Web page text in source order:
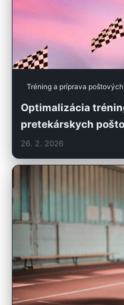
Tréning a príprava
Optimalizácia
pretekárskych
26. 2. 2026